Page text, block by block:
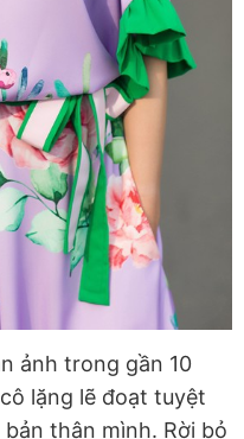
ảnh trong gần 10
lặng lẽ đoạt tuyệt
thân mình. Rời bỏ